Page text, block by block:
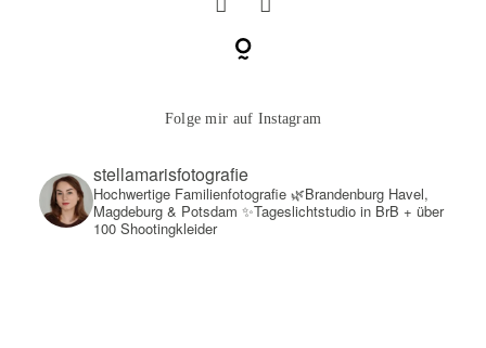
Folge mir auf Instagram
stellamarisfotografie
Hochwertige Familienfotografie🌿Brandenburg Havel,
Magdeburg & Potsdam ✨Tageslichtstudio in BrB + über
100 Shootingkleider